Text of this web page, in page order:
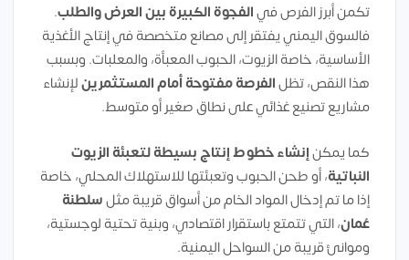
تكمن أبرز الفرص فيالفجوة الكبيرة بين العرض والطلب.
فالسوق اليمني يفتقر إلى مصانع متخصصة في إنتاج الأغذية
الأساسية، خاصة الزيوت، الحبوب المعبأة، والمعلبات. وبسبب
هذا النقص، تظلالفرصة مفتوحة أمام المستثمرينلإنشاء
مشاريع تصنيع غذائي على نطاق صغير أو متوسط.
كما يمكنإنشاء خطوط إنتاج بسيطة لتعبئة الزيوت
النباتية، أو طحن الحبوب وتعبئتها للاستهلاك المحلي، خاصة
إذا ما تم إدخال المواد الخام من أسواق قريبة مثلسلطنة
عُمان، التي تتمتع باستقرار اقتصادي، وبنية تحتية لوجستية،
وموانئ قريبة من السواحل اليمنية.